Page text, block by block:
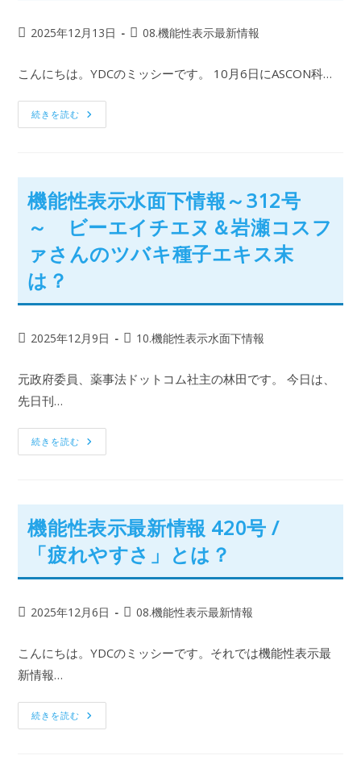
2025年12月13日 08.機能性表示最新情報
こんにちは。YDCのミッシーです。 10月6日にASCON科…
続きを読む
機能性表示水面下情報～312号
～ ビーエイチエヌ＆岩瀬コスフ
ァさんのツバキ種子エキス末
は？
2025年12月9日 10.機能性表示水面下情報
元政府委員、薬事法ドットコム社主の林田です。 今日は、
先日刊…
続きを読む
機能性表示最新情報 420号 /
「疲れやすさ」とは？
2025年12月6日 08.機能性表示最新情報
こんにちは。YDCのミッシーです。それでは機能性表示最
新情報…
続きを読む